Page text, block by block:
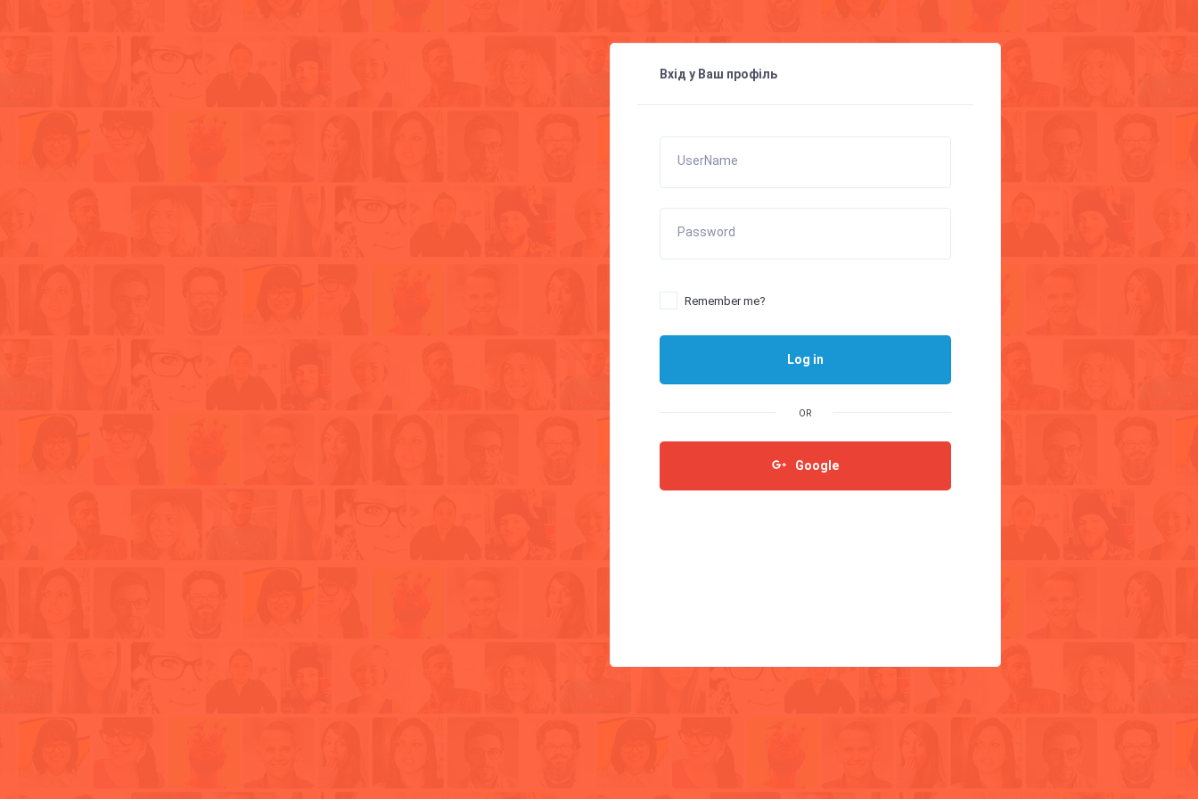
Вхід у Ваш профіль
UserName
Password
Remember me?
Log in
Google